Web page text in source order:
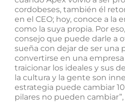
cordobeses, también él
en el CEO; hoy, conoce a la
como la suya propia. Por
consejo que puede darle a
sueña con dejar de ser una
convertirse en una empresa
traicionar los ideales y sus
la cultura y la gente son
estrategia puede cambiar
pilares no pueden